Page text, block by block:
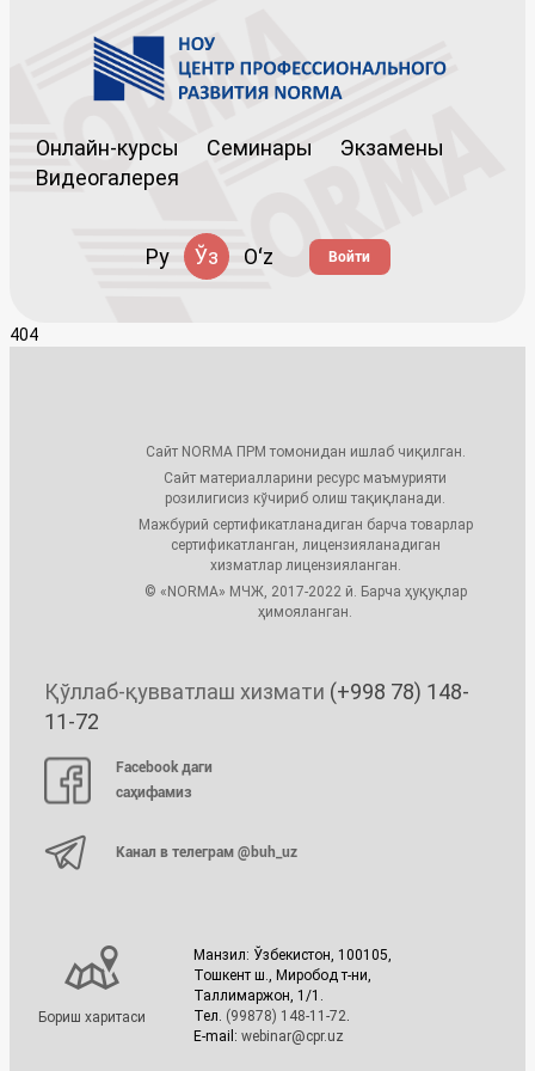
Онлайн-курсы Семинары
Экзамены
Видеогалерея
Ру Ўз Oʻz Войти
404
Сайт NORMA ПРМ томонидан ишлаб чиқилган.
Сайт материалларини ресурс маъмурияти
розилигисиз кўчириб олиш тақиқланади.
Мажбурий сертификатланадиган барча товарлар
сертификатланган, лицензияланадиган
хизматлар лицензияланган.
© «NORMA» МЧЖ, 2017-2022 й. Барча ҳуқуқлар
ҳимояланган.
Қўллаб-қувватлаш хизмати (+998 78) 148-
11-72
Facebook даги
саҳифамиз
Канал в телеграм @buh_uz
Бориш харитаси
Манзил: Ўзбекистон, 100105,
Тошкент ш., Миробод т-ни,
Таллимаржон, 1/1.
Тел. (99878) 148-11-72
E-mail: webinar@cpr.uz